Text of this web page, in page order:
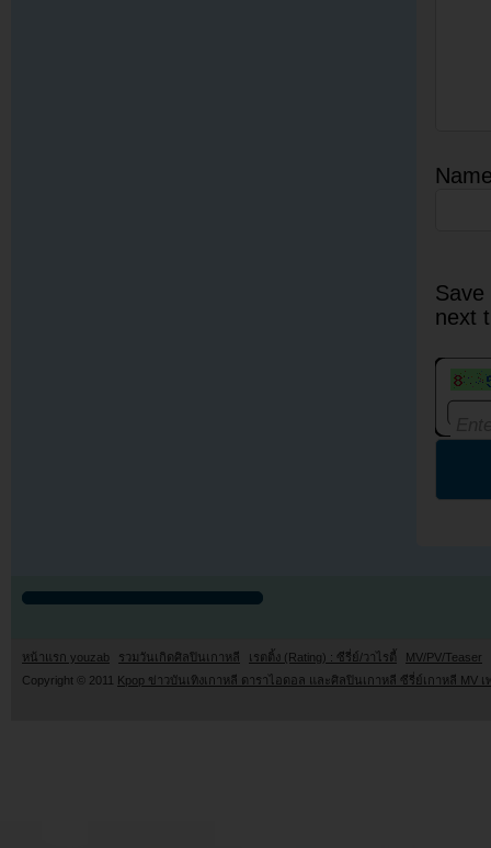
next
หน้าแรก youzab รวมวันเกิดศิลปินเกาหลี เรตติ้ง (Rating) : ซีรี่ย์/วาไรตี้
MV/PV/Teaser
Copyright © 2011 Kpop ข่าวบันเทิงเกาหลี ดาราไอดอล และศิลปินเกาหลี ซีรี่ย์เกาหลี MV